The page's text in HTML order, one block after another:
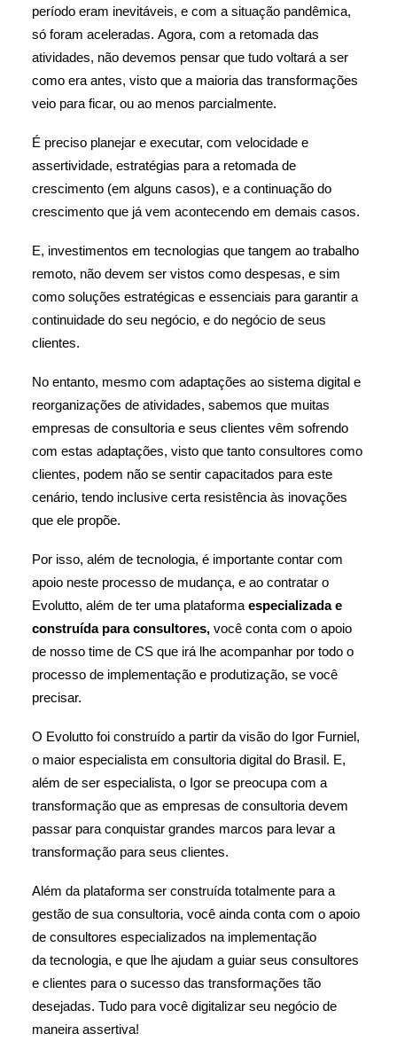
período eram inevitáveis, e com a situação pandêmica,
só foram aceleradas. Agora, com a retomada das
atividades, não devemos pensar que tudo voltará a ser
como era antes, visto que a maioria das transformações
veio para ficar, ou ao menos parcialmente.
É preciso planejar e executar, com velocidade e
assertividade, estratégias para a retomada de
crescimento (em alguns casos), e a continuação do
crescimento que já vem acontecendo em demais casos.
E, investimentos em tecnologias que tangem ao trabalho
remoto, não devem ser vistos como despesas, e sim
como soluções estratégicas e essenciais para garantir a
continuidade do seu negócio, e do negócio de seus
clientes.
No entanto, mesmo com adaptações ao sistema digital e
reorganizações de atividades, sabemos que muitas
empresas de consultoria e seus clientes vêm sofrendo
com estas adaptações, visto que tanto consultores como
clientes, podem não se sentir capacitados para este
cenário, tendo inclusive certa resistência às inovações
que ele propõe.
Por isso, além de tecnologia, é importante contar com
apoio neste processo de mudança, e ao contratar o
Evolutto, além de ter uma plataforma especializada e
construída para consultores, você conta com o apoio
de nosso time de CS que irá lhe acompanhar por todo o
processo de implementação e produtização, se você
precisar.
O Evolutto foi construído a partir da visão do Igor Furniel,
o maior especialista em consultoria digital do Brasil. E,
além de ser especialista, o Igor se preocupa com a
transformação que as empresas de consultoria devem
passar para conquistar grandes marcos para levar a
transformação para seus clientes.
Além da plataforma ser construída totalmente para a
gestão de sua consultoria, você ainda conta com o apoio
de consultores especializados na implementação
da tecnologia, e que lhe ajudam a guiar seus consultores
e clientes para o sucesso das transformações tão
desejadas. Tudo para você digitalizar seu negócio de
maneira assertiva!